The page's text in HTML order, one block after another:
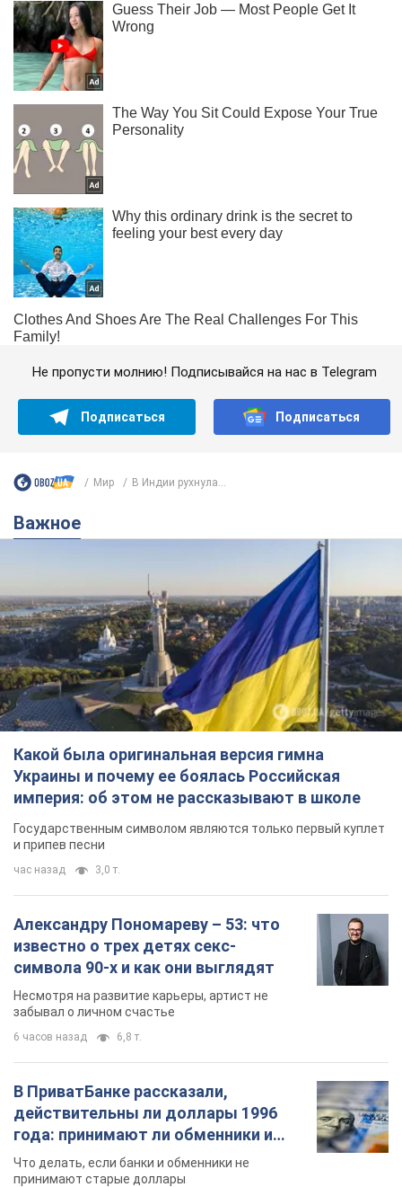
Не пропусти молнию! Подписывайся на нас в Telegram
Подписаться Подписаться
Мир В Индии рухнула...
Важное
Какой была оригинальная версия гимна
Украины и почему ее боялась Российская
империя: об этом не рассказывают в школе
Государственным символом являются только первый куплет
и припев песни
час назад 3,0 т.
Александру Пономареву – 53: что
известно о трех детях секс-
символа 90-х и как они выглядят
Несмотря на развитие карьеры, артист не
забывал о личном счастье
6 часов назад 6,8 т.
В ПриватБанке рассказали,
действительны ли доллары 1996
года: принимают ли обменники и
банки такие купюры
Что делать, если банки и обменники не
принимают старые доллары